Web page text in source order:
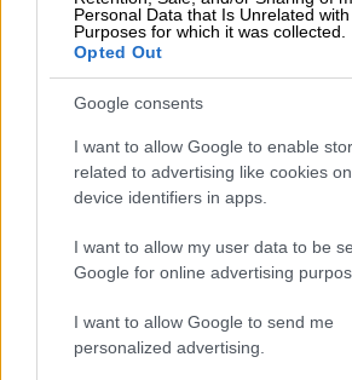
Personal Data that Is Unrelated
Purposes for which it was collected.
Opted Out
Google consents
I want to allow Google to enable
related to advertising like cookies
device identifiers in apps.
I want to allow my user data to be
Google for online advertising
I want to allow Google to send me
personalized advertising.